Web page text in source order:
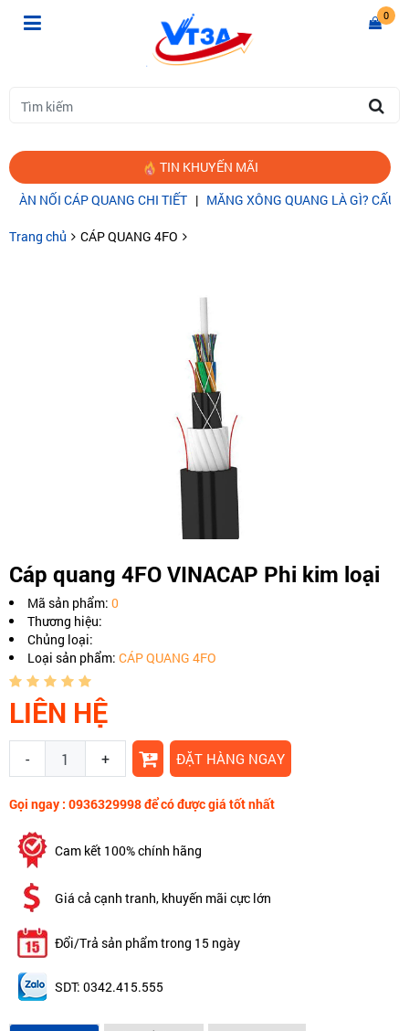
0
TIN KHUYẾN MÃI
NỐI CÁP QUANG CHI TIẾT| MĂNG XÔNG QUANG LÀ GÌ? CẤU
Trang chủ CÁP QUANG 4FO
Cáp quang 4FO VINACAP Phi kim loại
Mã sản phẩm: 0
Thương hiệu:
Chủng loại:
Loại sản phẩm: CÁP QUANG 4FO
LIÊN HỆ
- + ĐẶT HÀNG NGAY
Gọi ngay : 0936329998 để có được giá tốt nhất
Cam kết 100% chính hãng
Giá cả cạnh tranh, khuyến mãi cực lớn
Đổi/Trả sản phẩm trong 15 ngày
SDT: 0342.415.555